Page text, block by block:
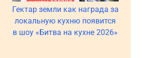
Гектар земли как награда за
локальную кухню появится
в шоу «Битва на кухне 2026»